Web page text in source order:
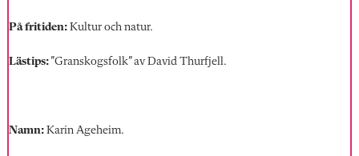
På fritiden: Kultur och natur.
Lästips:”Granskogsfolk” av David Thurfjell.
Namn: Karin Ageheim.